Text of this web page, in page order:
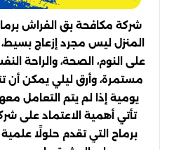
شركة مكافحة بق الفراش
المنزل ليس مجرد إزعاج
على النوم، الصحة، والراحة
مستمرة، وأرق ليلي يمكن أن
يومية إذا لم يتم التعامل
تأتي أهمية الاعتماد على
برماح التي تقدم حلولًا